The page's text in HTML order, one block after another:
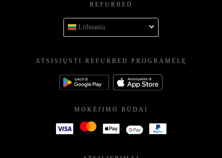
REFURBED
Lithuania
ATSISIŲSTI REFURBED PROGRAMĖLĘ
MOKĖJIMO BŪDAI